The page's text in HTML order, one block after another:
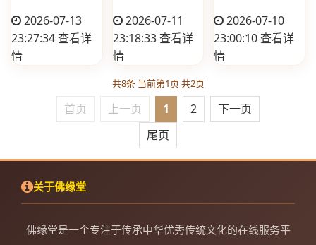
2026-07-13
23:27:34查看详
情
2026-07-11
23:18:33查看详
情
2026-07-10
23:00:10查看详
情
共8条 当前第1页 共2页
首页 上一页 1 2
下一页
尾页
关于佛缘堂
佛缘堂是一个专注于传承中华优秀传统文化的在线服务平